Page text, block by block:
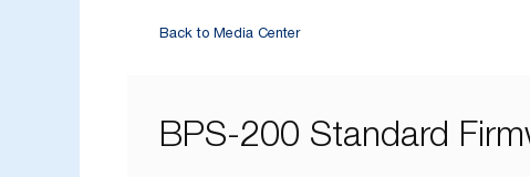
Back to Media Center
BPS-200 Standard